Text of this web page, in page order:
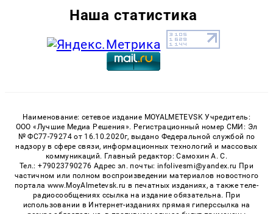
Наша статистика
Наименование: сетевое издание MOYALMETEVSK Учредитель:
ООО «Лучшие Медиа Решения». Регистрационный номер СМИ: Эл
№ ФС77-79274 от 16.10.2020г, выдано Федеральной службой по
надзору в сфере связи, информационных технологий и массовых
коммуникаций. Главный редактор: Самохин А. С.
Тел.: +79023790276 Адрес эл. почты: infolivesmi@yandex.ru При
частичном или полном воспроизведении материалов новостного
портала www.MoyAlmetevsk.ru в печатных изданиях, а также теле-
радиосообщениях ссылка на издание обязательна. При
использовании в Интернет-изданиях прямая гиперссылка на